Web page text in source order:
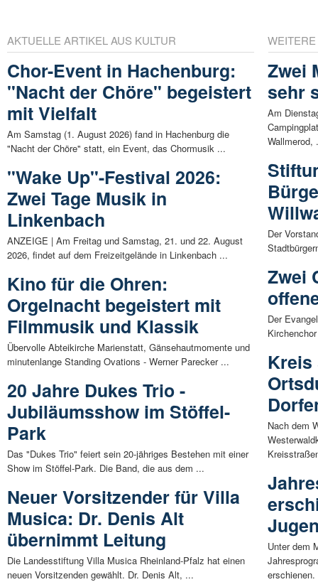
AKTUELLE ARTIKEL AUS KULTUR
Chor-Event in Hachenburg:
"Nacht der Chöre" begeistert
mit Vielfalt
Am Samstag (1. August 2026) fand in Hachenburg die
"Nacht der Chöre" statt, ein Event, das Chormusik ...
"Wake Up"-Festival 2026:
Zwei Tage Musik in
Linkenbach
ANZEIGE | Am Freitag und Samstag, 21. und 22. August
2026, findet auf dem Freizeitgelände in Linkenbach ...
Kino für die Ohren:
Orgelnacht begeistert mit
Filmmusik und Klassik
Übervolle Abteikirche Marienstatt, Gänsehautmomente und
minutenlange Standing Ovations - Werner Parecker ...
20 Jahre Dukes Trio -
Jubiläumsshow im Stöffel-
Park
Das "Dukes Trio" feiert sein 20-jähriges Bestehen mit einer
Show im Stöffel-Park. Die Band, die aus dem ...
Neuer Vorsitzender für Villa
Musica: Dr. Denis Alt
übernimmt Leitung
Die Landesstiftung Villa Musica Rheinland-Pfalz hat einen
neuen Vorsitzenden gewählt. Dr. Denis Alt, ...
Zwei
sehr
Am
Wallmerod,
Der
Zwei
Der
Kreis
Nach dem
Unter dem